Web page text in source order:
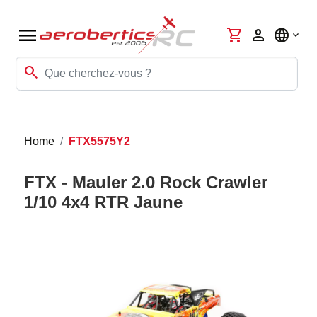
menu
search
shopping_cart person language
Home FTX5575Y2
FTX - Mauler 2.0 Rock Crawler
1/10 4x4 RTR Jaune